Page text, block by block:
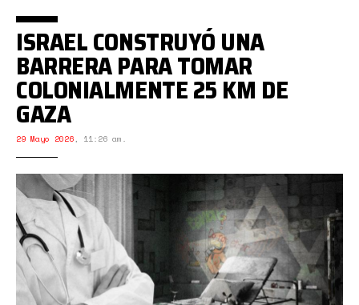
ISRAEL CONSTRUYÓ UNA
BARRERA PARA TOMAR
COLONIALMENTE 25 KM DE
GAZA
29 Mayo 2026, 11:26 am.